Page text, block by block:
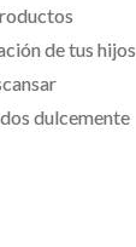
de tus hijos
dulcemente